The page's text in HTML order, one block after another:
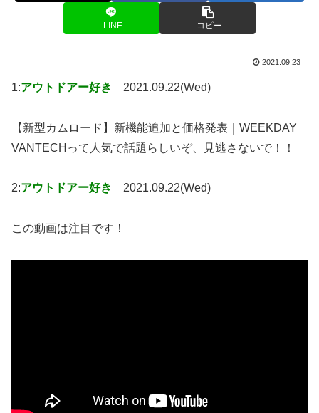
LINE コピー
2021.09.23
1:アウトドアー好き 2021.09.22(Wed)
【新型カムロード】新機能追加と価格発表｜WEEKDAY
VANTECHって人気で話題らしいぞ、見逃さないで！！
2:アウトドアー好き 2021.09.22(Wed)
この動画は注目です！